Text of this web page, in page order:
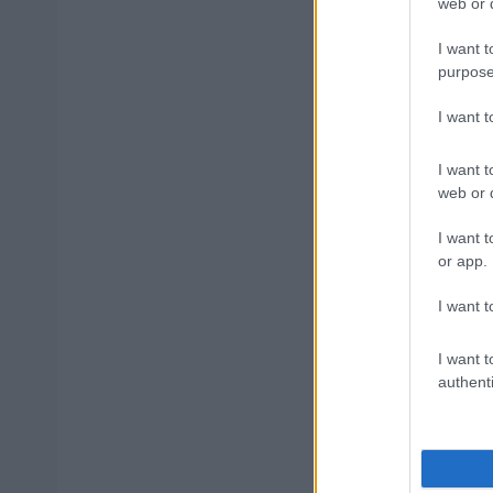
I want
I want
I want
web or
I want
or app.
I want
I want
διαμονή,
χρήματα